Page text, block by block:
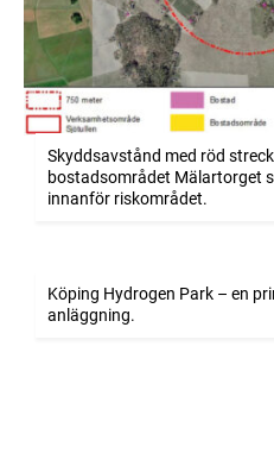
Skyddsavstånd med röd
bostadsområdet Mälartorget
innanför riskområdet.
Köping Hydrogen Park – en
anläggning.